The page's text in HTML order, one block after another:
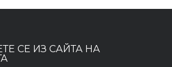
СЕ ИЗ САЙТА НА